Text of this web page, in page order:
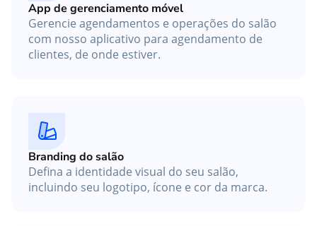
App de gerenciamento móvel
Gerencie agendamentos e operações do salão
com nosso aplicativo para agendamento de
clientes, de onde estiver.
Branding do salão
Defina a identidade visual do seu salão,
incluindo seu logotipo, ícone e cor da marca.